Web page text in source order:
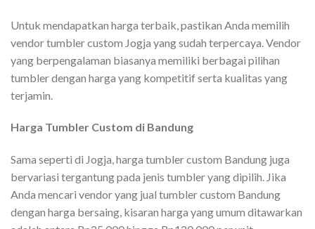
Untuk mendapatkan harga terbaik, pastikan Anda memilih
vendor tumbler custom Jogja yang sudah terpercaya. Vendor
yang berpengalaman biasanya memiliki berbagai pilihan
tumbler dengan harga yang kompetitif serta kualitas yang
terjamin.
Harga Tumbler Custom di Bandung
Sama seperti di Jogja, harga tumbler custom Bandung juga
bervariasi tergantung pada jenis tumbler yang dipilih. Jika
Anda mencari vendor yang jual tumbler custom Bandung
dengan harga bersaing, kisaran harga yang umum ditawarkan